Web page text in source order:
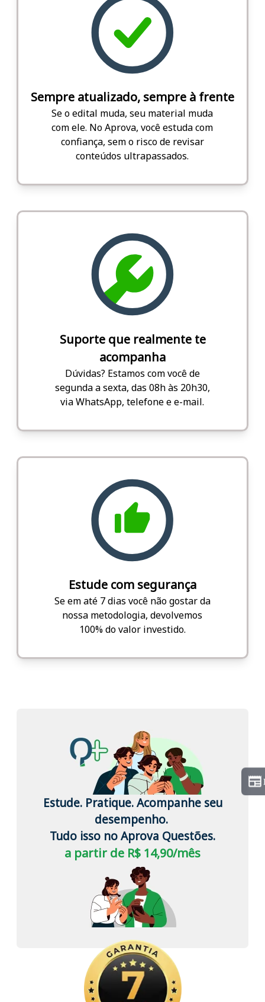
Sempre atualizado, sempre à frente
Se o edital muda, seu material muda
com ele. No Aprova, você estuda com
confiança, sem o risco de revisar
conteúdos ultrapassados.
Suporte que realmente te
acompanha
Dúvidas? Estamos com você de
segunda a sexta, das 08h às 20h30,
via WhatsApp, telefone e e-mail.
Estude com segurança
Se em até 7 dias você não gostar da
nossa metodologia, devolvemos
100% do valor investido.
Estude. Pratique. Acompanhe seu
desempenho.
Tudo isso no Aprova Questões.
a partir de R$ 14,90/mês